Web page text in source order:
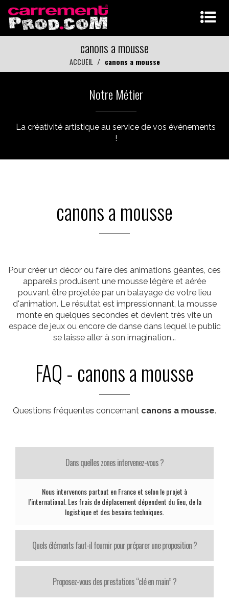
canons a mousse
ACCUEIL canons a mousse
Notre Métier
La créativité artistique au service de vos événements
!
canons a mousse
Pour créer un décor ou faire des animations géantes, ces
appareils produisent une mousse légère et aérée
pouvant être projetée par un balayage de votre lieu
d'animation. Le résultat est impressionnant, la mousse
monte en quelques secondes et devient très vite un
espace de jeux ou encore de danse dans lequel le public
se laisse aller à son imagination...
FAQ - canons a mousse
Questions fréquentes concernant canons a mousse.
Dans quelles zones intervenez-vous ?
Nous intervenons partout en France et selon le projet à
l’international. Les frais de déplacement dépendent du lieu, de la
logistique et des besoins techniques.
Quels éléments faut-il fournir pour préparer une proposition ?
Proposez-vous des prestations “clé en main” ?